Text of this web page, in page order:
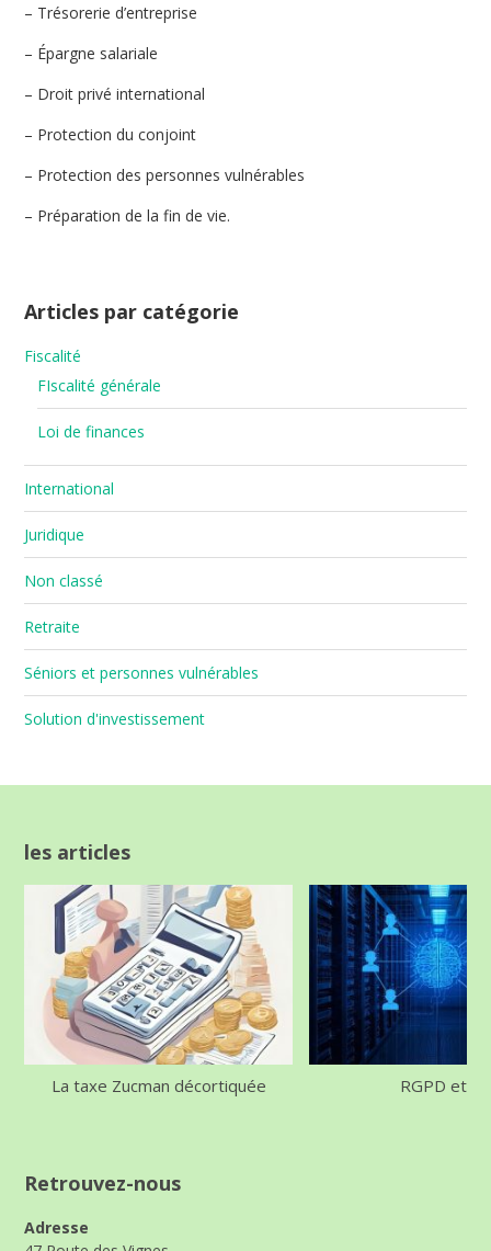
– Trésorerie d’entreprise
– Épargne salariale
– Droit privé international
– Protection du conjoint
– Protection des personnes vulnérables
– Préparation de la fin de vie.
Articles par catégorie
Fiscalité
FIscalité générale
Loi de finances
International
Juridique
Non classé
Retraite
Séniors et personnes vulnérables
Solution d'investissement
les articles
La taxe Zucman décortiquée RGPD et IA
Retrouvez-nous
Adresse